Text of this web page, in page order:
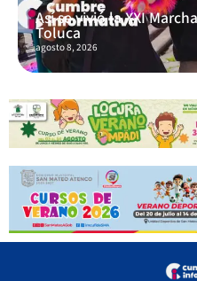
Así se vivió la XXI
Toluca
agosto 8, 2026